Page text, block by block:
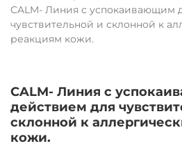
CALM- Линия с успокаивающим
чувствительной и склонной к
реакциям кожи.
CALM- Линия с
действием для
склонной к
кожи.